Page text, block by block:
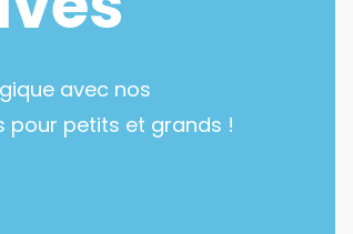
avec nos
pour petits et grands !